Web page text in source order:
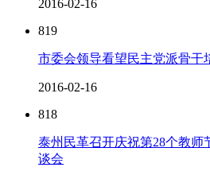
2016-02-16
819
市委会领导看望民主党派骨干
2016-02-16
818
泰州民革召开庆祝第28个教师
谈会